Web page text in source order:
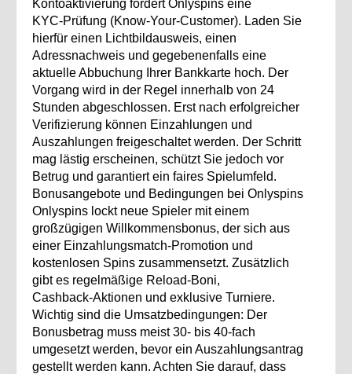
Kontoaktivierung fordert Onlyspins eine
KYC‑Prüfung (Know‑Your‑Customer). Laden Sie
hierfür einen Lichtbildausweis, einen
Adressnachweis und gegebenenfalls eine
aktuelle Abbuchung Ihrer Bankkarte hoch. Der
Vorgang wird in der Regel innerhalb von 24
Stunden abgeschlossen. Erst nach erfolgreicher
Verifizierung können Einzahlungen und
Auszahlungen freigeschaltet werden. Der Schritt
mag lästig erscheinen, schützt Sie jedoch vor
Betrug und garantiert ein faires Spielumfeld.
Bonusangebote und Bedingungen bei Onlyspins
Onlyspins lockt neue Spieler mit einem
großzügigen Willkommensbonus, der sich aus
einer Einzahlungsmatch‑Promotion und
kostenlosen Spins zusammensetzt. Zusätzlich
gibt es regelmäßige Reload‑Boni,
Cashback‑Aktionen und exklusive Turniere.
Wichtig sind die Umsatzbedingungen: Der
Bonusbetrag muss meist 30‑ bis 40‑fach
umgesetzt werden, bevor ein Auszahlungsantrag
gestellt werden kann. Achten Sie darauf, dass